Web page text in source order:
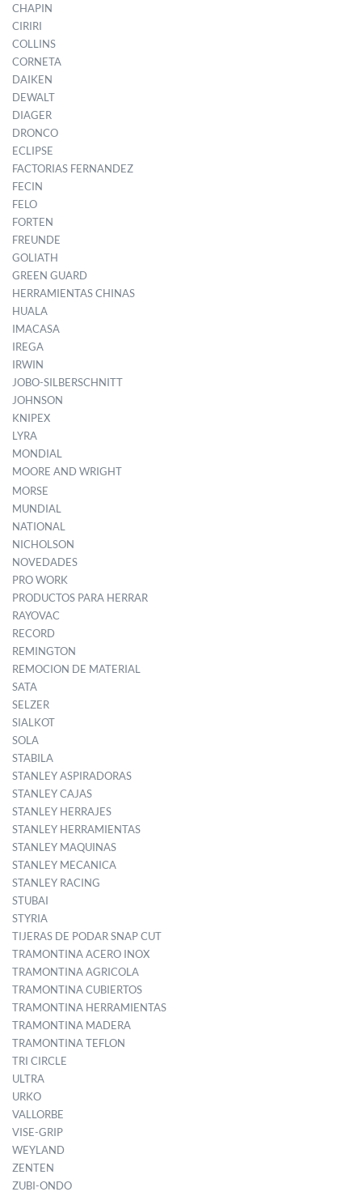
CHAPIN
CIRIRI
COLLINS
CORNETA
DAIKEN
DEWALT
DIAGER
DRONCO
ECLIPSE
FACTORIAS FERNANDEZ
FECIN
FELO
FORTEN
FREUNDE
GOLIATH
GREEN GUARD
HERRAMIENTAS CHINAS
HUALA
IMACASA
IREGA
IRWIN
JOBO-SILBERSCHNITT
JOHNSON
KNIPEX
LYRA
MONDIAL
MOORE AND WRIGHT
MORSE
MUNDIAL
NATIONAL
NICHOLSON
NOVEDADES
PRO WORK
PRODUCTOS PARA HERRAR
RAYOVAC
RECORD
REMINGTON
REMOCION DE MATERIAL
SATA
SELZER
SIALKOT
SOLA
STABILA
STANLEY ASPIRADORAS
STANLEY CAJAS
STANLEY HERRAJES
STANLEY HERRAMIENTAS
STANLEY MAQUINAS
STANLEY MECANICA
STANLEY RACING
STUBAI
STYRIA
TIJERAS DE PODAR SNAP CUT
TRAMONTINA ACERO INOX
TRAMONTINA AGRICOLA
TRAMONTINA CUBIERTOS
TRAMONTINA HERRAMIENTAS
TRAMONTINA MADERA
TRAMONTINA TEFLON
TRI CIRCLE
ULTRA
URKO
VALLORBE
VISE-GRIP
WEYLAND
ZENTEN
ZUBI-ONDO